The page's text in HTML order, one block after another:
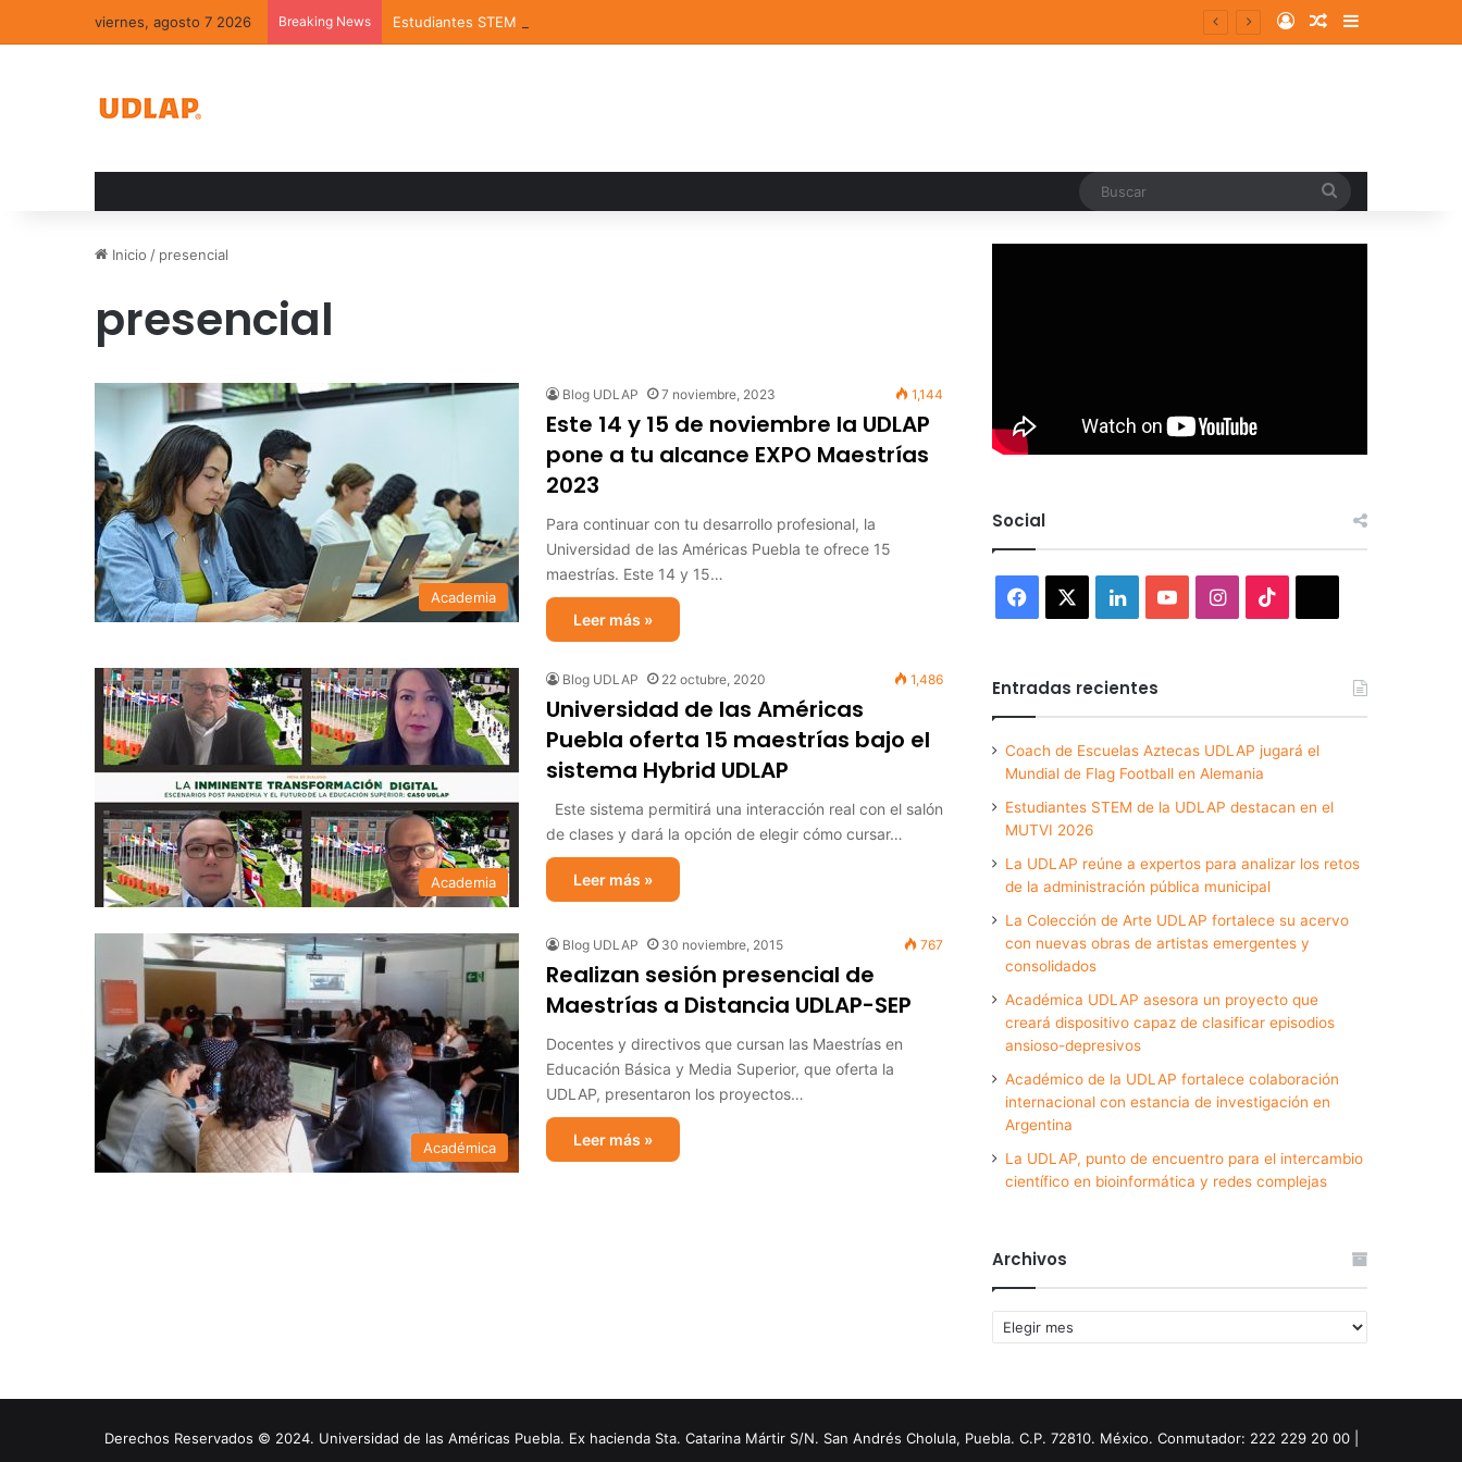
viernes, agosto 7 2026 Breaking News Estudiantes STEM de la UDLAP destacan en el MUTVI 2026 Log InRandom Article
Sidebar
Inicio / presencial
presencial
Academia
Blog UDLAP 7 noviembre, 2023 1,144
Este 14 y 15 de noviembre la UDLAP
pone a tu alcance EXPO Maestrías
2023
Para continuar con tu desarrollo profesional, la
Universidad de las Américas Puebla te ofrece 15
maestrías. Este 14 y 15…
Leer más »
Academia
Blog UDLAP 22 octubre, 2020 1,486
Universidad de las Américas
Puebla oferta 15 maestrías bajo el
sistema Hybrid UDLAP
Este sistema permitirá una interacción real con el salón
de clases y dará la opción de elegir cómo cursar…
Leer más »
Académica
Blog UDLAP 30 noviembre, 2015 767
Realizan sesión presencial de
Maestrías a Distancia UDLAP-SEP
Docentes y directivos que cursan las Maestrías en
Educación Básica y Media Superior, que oferta la
UDLAP, presentaron los proyectos…
Leer más »
Social
Facebook LinkedInYouTubeInstagram
Entradas recientes
Coach de Escuelas Aztecas UDLAP jugará el
Mundial de Flag Football en Alemania
Estudiantes STEM de la UDLAP destacan en el
MUTVI 2026
La UDLAP reúne a expertos para analizar los retos
de la administración pública municipal
La Colección de Arte UDLAP fortalece su acervo
con nuevas obras de artistas emergentes y
consolidados
Académica UDLAP asesora un proyecto que
creará dispositivo capaz de clasificar episodios
ansioso-depresivos
Académico de la UDLAP fortalece colaboración
internacional con estancia de investigación en
Argentina
La UDLAP, punto de encuentro para el intercambio
científico en bioinformática y redes complejas
Archivos
Archivos
Derechos Reservados © 2024. Universidad de las Américas Puebla. Ex hacienda Sta. Catarina Mártir S/N. San Andrés Cholula, Puebla. C.P. 72810. México. Conmutador: 222 229 20 00 |